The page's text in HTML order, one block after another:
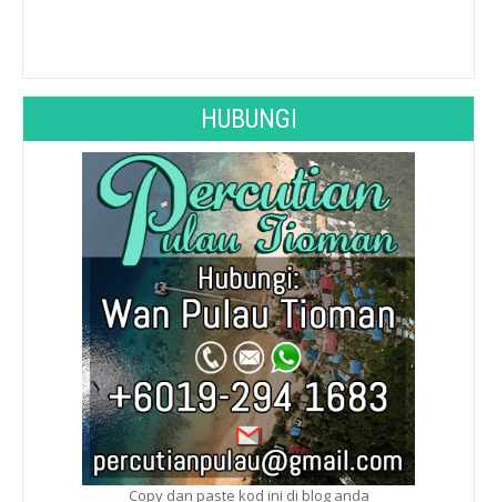
HUBUNGI
Copy dan paste kod ini di blog anda